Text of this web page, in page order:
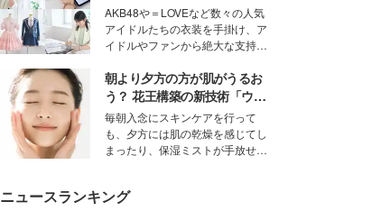
ク。猛暑のお出かけを快適に過ご
すヒントや、2人が感動した夏の
生理の新常識にも迫りました。
愛い”を作る美学＜「シチズン
クロスシー」インタビュー＞
AKB48や＝LOVEなど数々の人気
アイドルたちの衣装を手掛け、ア
イドルやファンから絶大な支持を
取締役兼クリエイティブディレク
ター・茅野しのぶ。一人ひとりの
個性に寄り添い、魅力を引き出す
衣装作りは、多くの女性たちに勇
気と自信を与え続けている。
朝より夕方の方が肌がうるお
う？ 花王構築の新技術「ウォ
ーターキャプチャリングスキ
ン（捕水肌）」がスキンケア
の常識を変える予感
毎朝入念にスキンケアを行って
も、夕方には肌の乾燥を感じてし
まったり、保湿ミストが手放せな
性を秘めた、革新的な「Water
ニュースランキング